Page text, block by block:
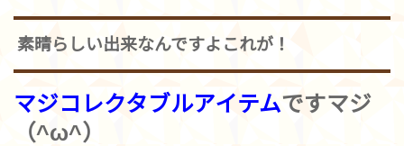
素晴らしい出来なんですよこれが！
マジコレクタブルアイテムですマジ
（^ω^）